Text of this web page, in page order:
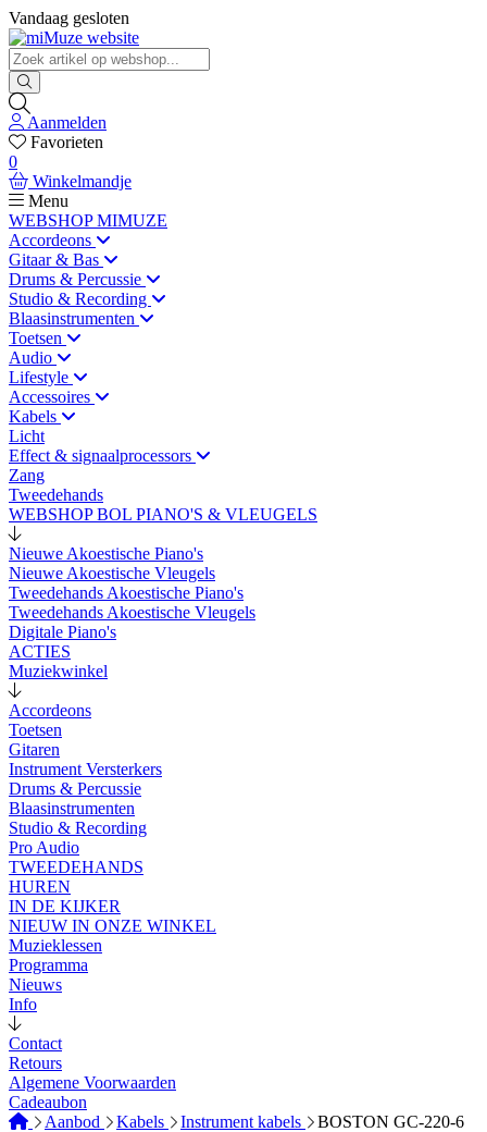
Vandaag gesloten
Aanmelden
Favorieten
0
Winkelmandje
Menu
WEBSHOP MIMUZE
Accordeons
Gitaar & Bas
Drums & Percussie
Studio & Recording
Blaasinstrumenten
Toetsen
Audio
Lifestyle
Accessoires
Kabels
Licht
Effect & signaalprocessors
Zang
Tweedehands
WEBSHOP BOL PIANO'S & VLEUGELS
Nieuwe Akoestische Piano's
Nieuwe Akoestische Vleugels
Tweedehands Akoestische Piano's
Tweedehands Akoestische Vleugels
Digitale Piano's
ACTIES
Muziekwinkel
Accordeons
Toetsen
Gitaren
Instrument Versterkers
Drums & Percussie
Blaasinstrumenten
Studio & Recording
Pro Audio
TWEEDEHANDS
HUREN
IN DE KIJKER
NIEUW IN ONZE WINKEL
Muzieklessen
Programma
Nieuws
Info
Contact
Retours
Algemene Voorwaarden
Cadeaubon
Aanbod
Kabels Instrument kabels BOSTON GC-220-6